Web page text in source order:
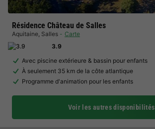
Résidence Château de Salles
Aquitaine, Salles
Carte
3.9
Avec piscine extérieure & bassin pour enfants
À seulement 35 km de la côte atlantique
Programme d'animation pour les enfants
Voir les autres disponibilités